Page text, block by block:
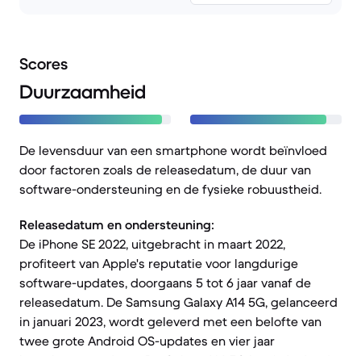
Scores
Duurzaamheid
De levensduur van een smartphone wordt beïnvloed
door factoren zoals de releasedatum, de duur van
software-ondersteuning en de fysieke robuustheid.
Releasedatum en ondersteuning:
De iPhone SE 2022, uitgebracht in maart 2022,
profiteert van Apple's reputatie voor langdurige
software-updates, doorgaans 5 tot 6 jaar vanaf de
releasedatum. De Samsung Galaxy A14 5G, gelanceerd
in januari 2023, wordt geleverd met een belofte van
twee grote Android OS-updates en vier jaar